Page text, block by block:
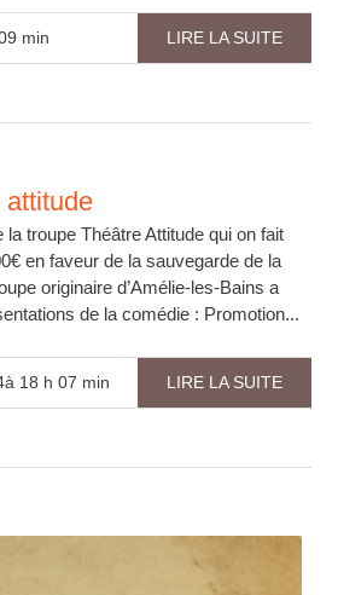
min LIRE LA SUITE
attitude
troupe Théâtre Attitude qui on fait
en faveur de la sauvegarde de la
originaire d’Amélie-les-Bains a
de la comédie : Promotion...
18 h 07 min LIRE LA SUITE